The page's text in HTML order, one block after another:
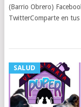
(Barrio Obrero)
TwitterComparte en tus
SALUD